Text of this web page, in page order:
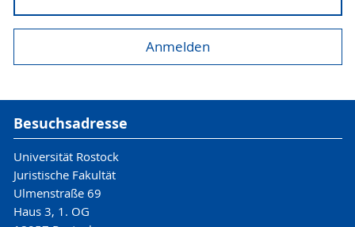
Besuchsadresse
Universität Rostock
Juristische Fakultät
Ulmenstraße 69
Haus 3, 1. OG